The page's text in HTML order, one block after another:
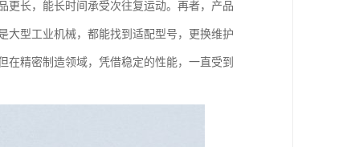
更长，能长时间承受次往复运动。再者，产品
大型工业机械，都能找到适配型号，更换维护
精密制造领域，凭借稳定的性能，一直受到